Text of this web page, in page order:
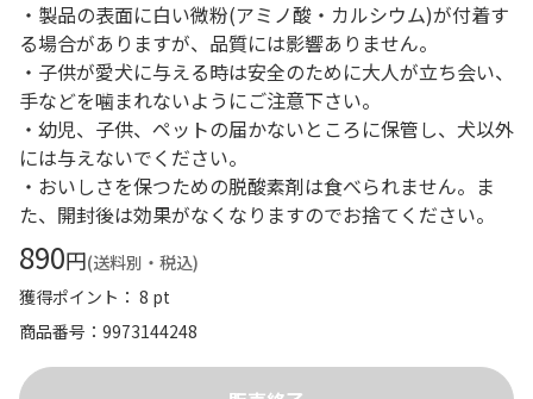
・製品の表面に白い微粉(アミノ酸・カルシウム)が付着す
る場合がありますが、品質には影響ありません。
・子供が愛犬に与える時は安全のために大人が立ち会い、
手などを噛まれないようにご注意下さい。
・幼児、子供、ペットの届かないところに保管し、犬以外
には与えないでください。
・おいしさを保つための脱酸素剤は食べられません。ま
た、開封後は効果がなくなりますのでお捨てください。
890円(送料別・税込)
獲得ポイント： 8 pt
商品番号
9973144248